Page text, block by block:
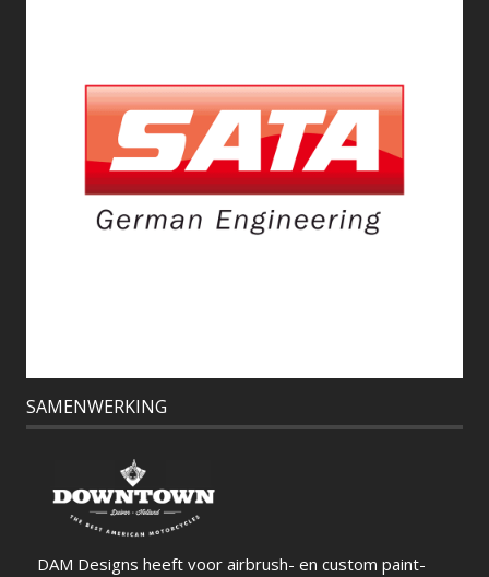
SAMENWERKING
DAM Designs heeft voor airbrush- en custom paint-